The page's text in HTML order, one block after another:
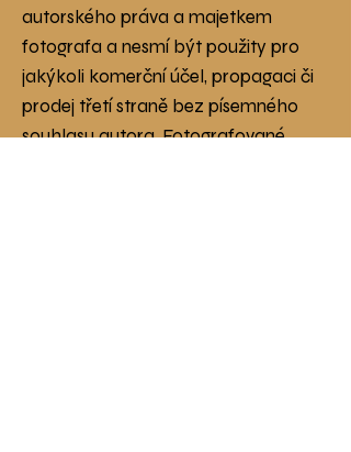
autorského práva a majetkem
fotografa a nesmí být použity pro
jakýkoli komerční účel, propagaci či
prodej třetí straně bez písemného
souhlasu autora. Fotografované